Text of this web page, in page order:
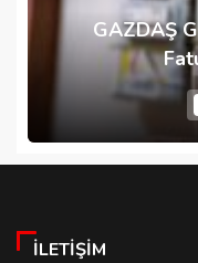
GAZDAŞ
İLETIŞIM